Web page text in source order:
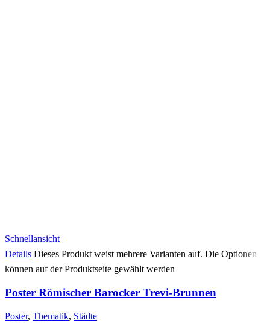
Schnellansicht
Details Dieses Produkt weist mehrere Varianten auf. Die Optionen
können auf der Produktseite gewählt werden
Poster Römischer Barocker Trevi-Brunnen
Poster, Thematik, Städte